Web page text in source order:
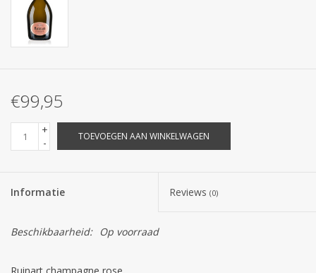
€99,95
+
-
TOEVOEGEN AAN WINKELWAGEN
Informatie Reviews (0)
Beschikbaarheid: Op voorraad